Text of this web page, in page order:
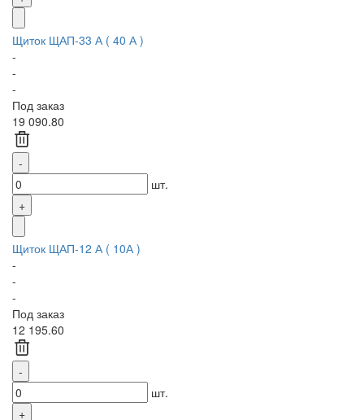
Щиток ЩАП-33 А ( 40 А )
-
-
-
Под заказ
19 090.80
шт.
Щиток ЩАП-12 А ( 10А )
-
-
-
Под заказ
12 195.60
шт.